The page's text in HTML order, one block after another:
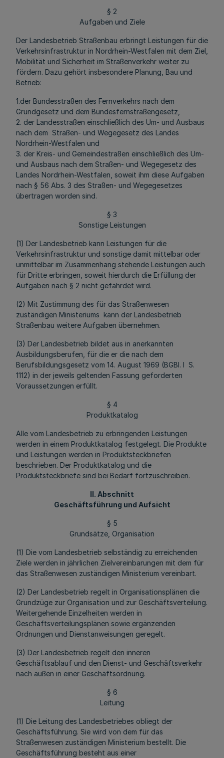
§ 2
Aufgaben und Ziele
Der Landesbetrieb Straßenbau erbringt Leistungen für die
Verkehrsinfrastruktur in Nordrhein-Westfalen mit dem Ziel,
Mobilität und Sicherheit im Straßenverkehr weiter zu
fördern. Dazu gehört insbesondere Planung, Bau und
Betrieb:
1.der Bundesstraßen des Fernverkehrs nach dem
Grundgesetz und dem Bundesfernstraßengesetz,
2. der Landesstraßen einschließlich des Um- und Ausbaus
nach dem Straßen- und Wegegesetz des Landes
Nordrhein-Westfalen und
3. der Kreis- und Gemeindestraßen einschließlich des Um-
und Ausbaus nach dem Straßen- und Wegegesetz des
Landes Nordrhein-Westfalen, soweit ihm diese Aufgaben
nach § 56 Abs. 3 des Straßen- und Wegegesetzes
übertragen worden sind.
§ 3
Sonstige Leistungen
(1) Der Landesbetrieb kann Leistungen für die
Verkehrsinfrastruktur und sonstige damit mittelbar oder
unmittelbar im Zusammenhang stehende Leistungen auch
für Dritte erbringen, soweit hierdurch die Erfüllung der
Aufgaben nach § 2 nicht gefährdet wird.
(2) Mit Zustimmung des für das Straßenwesen
zuständigen Ministeriums kann der Landesbetrieb
Straßenbau weitere Aufgaben übernehmen.
(3) Der Landesbetrieb bildet aus in anerkannten
Ausbildungsberufen, für die er die nach dem
Berufsbildungsgesetz vom 14. August 1969 (BGBl. I S.
1112) in der jeweils geltenden Fassung geforderten
Voraussetzungen erfüllt.
§ 4
Produktkatalog
Alle vom Landesbetrieb zu erbringenden Leistungen
werden in einem Produktkatalog festgelegt. Die Produkte
und Leistungen werden in Produktsteckbriefen
beschrieben. Der Produktkatalog und die
Produktsteckbriefe sind bei Bedarf fortzuschreiben.
II. Abschnitt
Geschäftsführung und Aufsicht
§ 5
Grundsätze, Organisation
(1) Die vom Landesbetrieb selbständig zu erreichenden
Ziele werden in jährlichen Zielvereinbarungen mit dem für
das Straßenwesen zuständigen Ministerium vereinbart.
(2) Der Landesbetrieb regelt in Organisationsplänen die
Grundzüge zur Organisation und zur Geschäftsverteilung.
Weitergehende Einzelheiten werden in
Geschäftsverteilungsplänen sowie ergänzenden
Ordnungen und Dienstanweisungen geregelt.
(3) Der Landesbetrieb regelt den inneren
Geschäftsablauf und den Dienst- und Geschäftsverkehr
nach außen in einer Geschäftsordnung.
§ 6
Leitung
(1) Die Leitung des Landesbetriebes obliegt der
Geschäftsführung. Sie wird von dem für das
Straßenwesen zuständigen Ministerium bestellt. Die
Geschäftsführung besteht aus einer